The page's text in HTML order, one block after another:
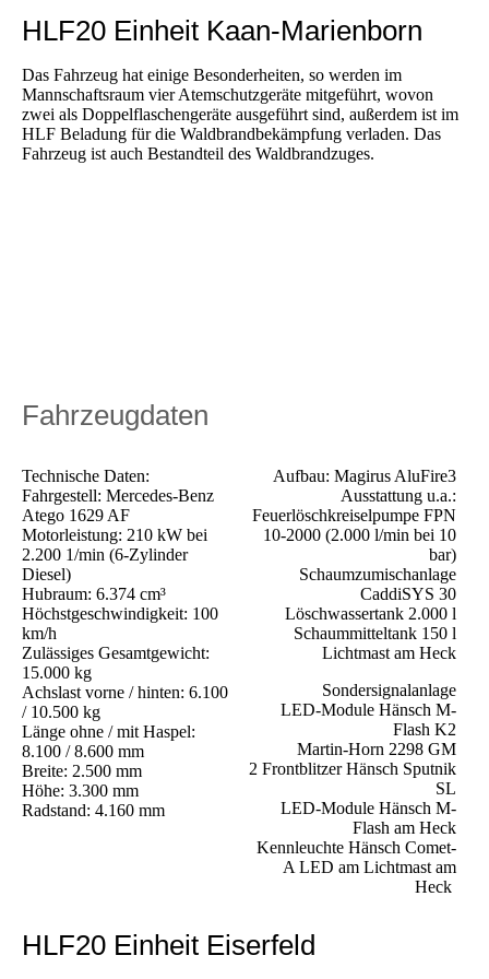
HLF20 Einheit Kaan-Marienborn
Das Fahrzeug hat einige Besonderheiten, so werden im
Mannschaftsraum vier Atemschutzgeräte mitgeführt, wovon
zwei als Doppelflaschengeräte ausgeführt sind, außerdem ist im
HLF Beladung für die Waldbrandbekämpfung verladen. Das
Fahrzeug ist auch Bestandteil des Waldbrandzuges.
Fahrzeugdaten
Technische Daten:
Fahrgestell: Mercedes-Benz
Atego 1629 AF
Motorleistung: 210 kW bei
2.200 1/min (6-Zylinder
Diesel)
Hubraum: 6.374 cm³
Höchstgeschwindigkeit: 100
km/h
Zulässiges Gesamtgewicht:
15.000 kg
Achslast vorne / hinten: 6.100
/ 10.500 kg
Länge ohne / mit Haspel:
8.100 / 8.600 mm
Breite: 2.500 mm
Höhe: 3.300 mm
Radstand: 4.160 mm
Aufbau: Magirus AluFire3
Ausstattung u.a.:
Feuerlöschkreiselpumpe FPN
10-2000 (2.000 l/min bei 10
bar)
Schaumzumischanlage
CaddiSYS 30
Löschwassertank 2.000 l
Schaummitteltank 150 l
Lichtmast am Heck
Sondersignalanlage
LED-Module Hänsch M-
Flash K2
Martin-Horn 2298 GM
2 Frontblitzer Hänsch Sputnik
SL
LED-Module Hänsch M-
Flash am Heck
Kennleuchte Hänsch Comet-
A LED am Lichtmast am
Heck
HLF20 Einheit Eiserfeld